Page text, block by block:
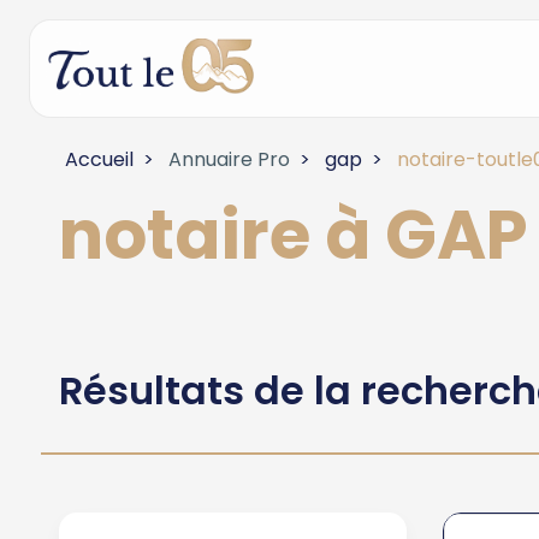
Accueil Annuaire Pro gap notaire-
notaire à GAP
Résultats de la